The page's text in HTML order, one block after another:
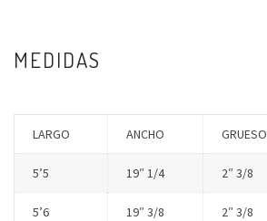
MEDIDAS
LARGO ANCHO GRUESO
5’5 19″ 1/4 2″ 3/8
5’6 19″ 3/8 2″ 3/8